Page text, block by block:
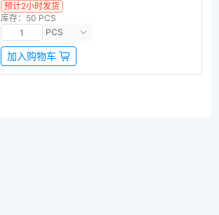
预计2小时发货
库存：50 PCS
PCS
加入购物车